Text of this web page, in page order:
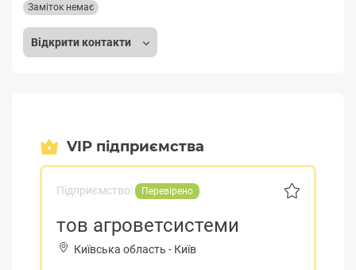
Відкрити контакти
Заміток немає
VIP підприємства
Підприємство: Перевірено
тов агроветсистеми
Київська область - Київ